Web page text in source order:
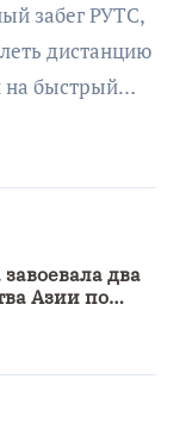
забег РУТС,
дистанцию
на быстрый…
два
Азии по